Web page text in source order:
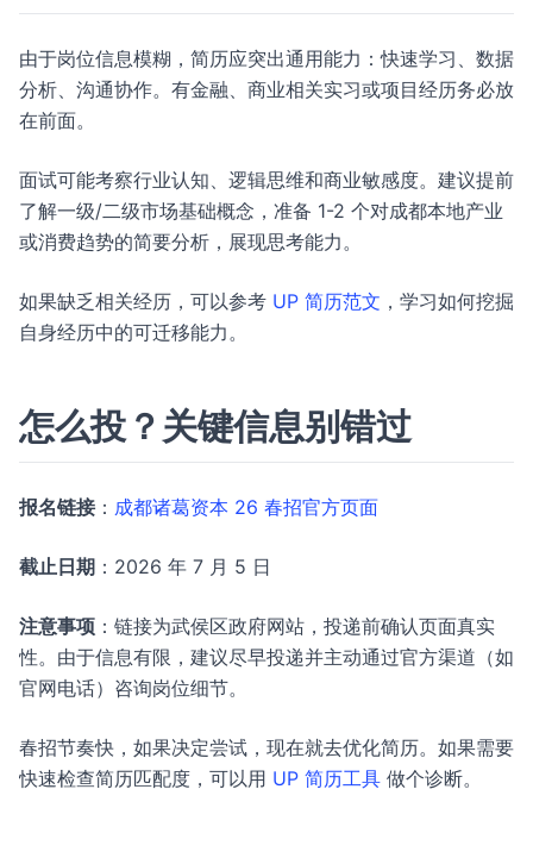
由于岗位信息模糊，简历应突出通用能力：快速学习、数据
分析、沟通协作。有金融、商业相关实习或项目经历务必放
在前面。
面试可能考察行业认知、逻辑思维和商业敏感度。建议提前
了解一级/二级市场基础概念，准备 1-2 个对成都本地产业
或消费趋势的简要分析，展现思考能力。
如果缺乏相关经历，可以参考 UP 简历范文 ，学习如何挖掘
自身经历中的可迁移能力。
怎么投？关键信息别错过
报名链接： 成都诸葛资本 26 春招官方页面
截止日期 ：2026 年 7 月 5 日
注意事项 ：链接为武侯区政府网站，投递前确认页面真实
性。由于信息有限，建议尽早投递并主动通过官方渠道（如
官网电话）咨询岗位细节。
春招节奏快，如果决定尝试，现在就去优化简历。如果需要
快速检查简历匹配度，可以用 UP 简历工具 做个诊断。